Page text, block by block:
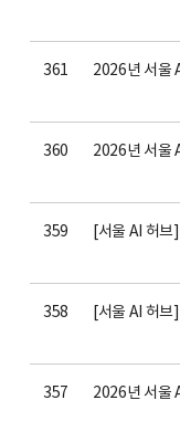
361
360
359
358
357